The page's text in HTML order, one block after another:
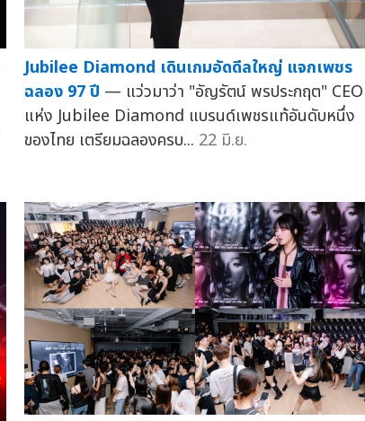
Jubilee Diamond เดินเกมอัดดีลใหญ่ แจกเพชร
ฉลอง 97 ปี — แว่วมาว่า "อัญรัตน์ พรประกฤต" CEO
แห่ง Jubilee Diamond แบรนด์เพชรแท้อันดับหนึ่ง
ของไทย เตรียมฉลองครบ... 22 มิ.ย.